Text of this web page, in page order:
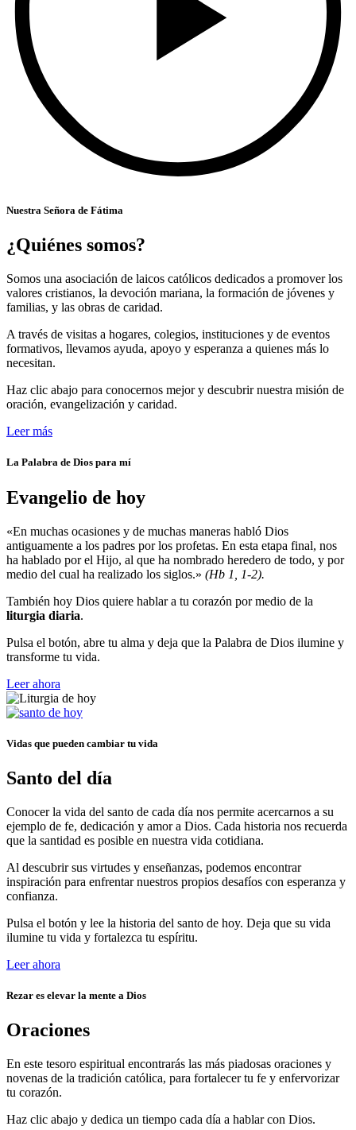
Nuestra Señora de Fátima
¿Quiénes somos?
Somos una asociación de laicos católicos dedicados a promover los
valores cristianos, la devoción mariana, la formación de jóvenes y
familias, y las obras de caridad.
A través de visitas a hogares, colegios, instituciones y de eventos
formativos, llevamos ayuda, apoyo y esperanza a quienes más lo
necesitan.
Haz clic abajo para conocernos mejor y descubrir nuestra misión de
oración, evangelización y caridad.
Leer más
La Palabra de Dios para mí
Evangelio de hoy
«En muchas ocasiones y de muchas maneras habló Dios
antiguamente a los padres por los profetas. En esta etapa final, nos
ha hablado por el Hijo, al que ha nombrado heredero de todo, y por
medio del cual ha realizado los siglos.» (Hb 1, 1-2).
También hoy Dios quiere hablar a tu corazón por medio de la
liturgia diaria.
Pulsa el botón, abre tu alma y deja que la Palabra de Dios ilumine y
transforme tu vida.
Leer ahora
Vidas que pueden cambiar tu vida
Santo del día
Conocer la vida del santo de cada día nos permite acercarnos a su
ejemplo de fe, dedicación y amor a Dios. Cada historia nos recuerda
que la santidad es posible en nuestra vida cotidiana.
Al descubrir sus virtudes y enseñanzas, podemos encontrar
inspiración para enfrentar nuestros propios desafíos con esperanza y
confianza.
Pulsa el botón y lee la historia del santo de hoy. Deja que su vida
ilumine tu vida y fortalezca tu espíritu.
Leer ahora
Rezar es elevar la mente a Dios
Oraciones
En este tesoro espiritual encontrarás las más piadosas oraciones y
novenas de la tradición católica, para fortalecer tu fe y enfervorizar
tu corazón.
Haz clic abajo y dedica un tiempo cada día a hablar con Dios.